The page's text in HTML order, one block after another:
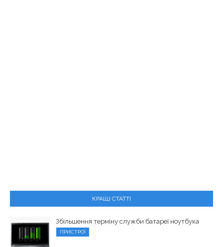
КРАЩІ СТАТТІ
Збільшення терміну служби батареї ноутбука
ПРИСТРОЇ